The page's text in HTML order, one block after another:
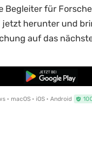
Begleiter für
jetzt herunter und
auf das
Kostenloser Download
• macOS • iOS • Android